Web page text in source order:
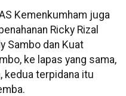
Kemenkumham juga
Ricky Rizal
Sambo dan Kuat
ke lapas yang sama,
kedua terpidana itu